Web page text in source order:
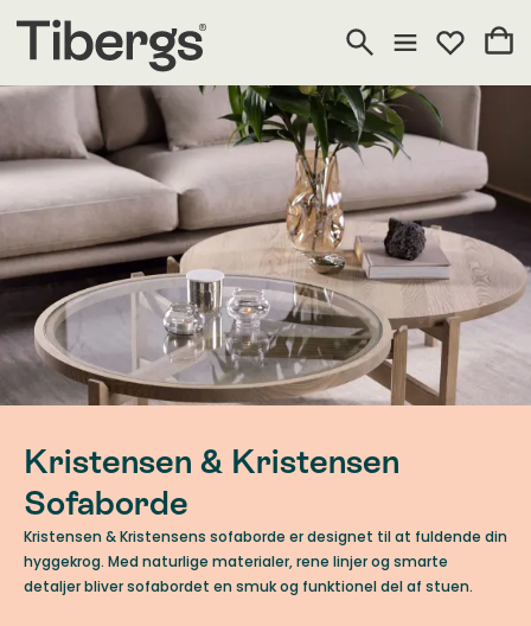
Kristensen & Kristensen
Sofaborde
Kristensen & Kristensens sofaborde er designet til at fuldende din
hyggekrog. Med naturlige materialer, rene linjer og smarte
detaljer bliver sofabordet en smuk og funktionel del af stuen.